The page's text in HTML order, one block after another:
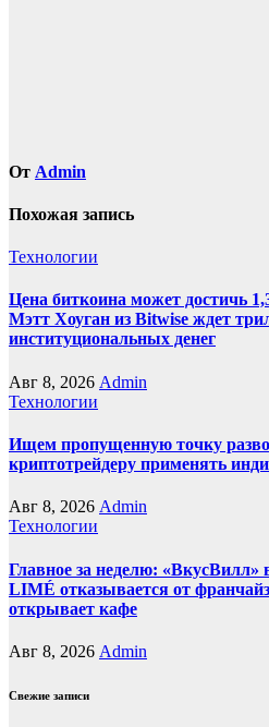
От Admin
Похожая запись
Технологии
Цена биткоина может достичь
Мэтт Хоуган из Bitwise ждет
институциональных денег
Авг 8, 2026 Admin
Технологии
Ищем пропущенную точку
криптотрейдеру применять
Авг 8, 2026 Admin
Технологии
Главное за неделю:
LIMÉ отказывается от
открывает кафе
Авг 8, 2026 Admin
Свежие записи